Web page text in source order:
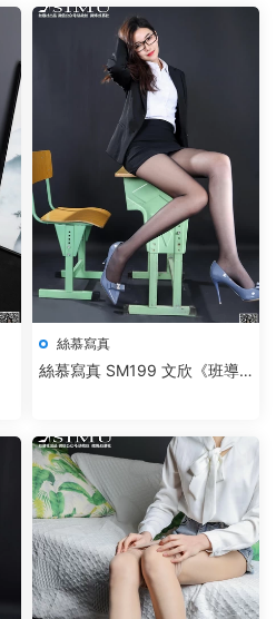
絲慕寫真
絲慕寫真 SM199 文欣《班導